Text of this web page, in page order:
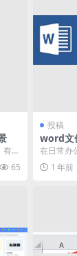
一
·
65
投稿
word文
置（
分享）
在日常办
要在
文件的版
1 年前